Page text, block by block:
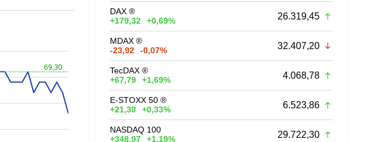
69,30
DAX ®
+179,32
+0,69% 26.319,45
MDAX ®
-23,92
-0,07% 32.407,20
TecDAX ®
+67,79
+1,69% 4.068,78
E-STOXX 50 ®
+21,30
+0,33% 6.523,86
NASDAQ 100
+348,97
+1,19% 29.722,30